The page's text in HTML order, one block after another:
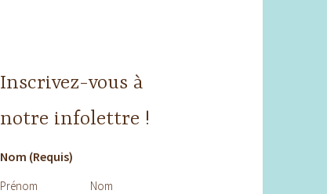
Inscrivez-vous à
notre infolettre !
Nom (Requis)
Prénom Nom